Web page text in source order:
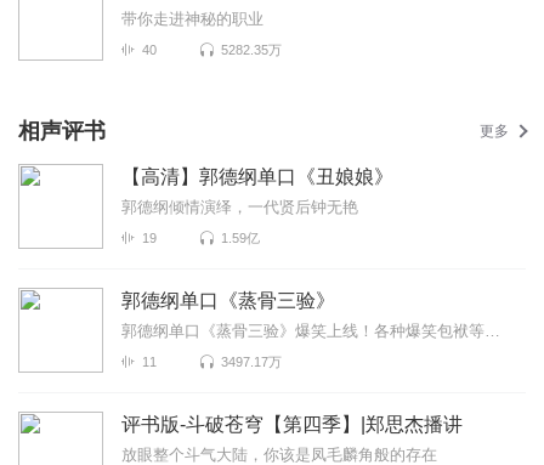
带你走进神秘的职业
40 5282.35万
相声评书 更多
【高清】郭德纲单口《丑娘娘》
郭德纲倾情演绎，一代贤后钟无艳
19 1.59亿
郭德纲单口《蒸骨三验》
郭德纲单口《蒸骨三验》爆笑上线！各种爆笑包袱等你解锁！一次承包你一整天的快乐~听德云社相声，上喜马...
11 3497.17万
评书版-斗破苍穹【第四季】|郑思杰播讲
放眼整个斗气大陆，你该是凤毛麟角般的存在